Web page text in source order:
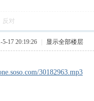
反对
17 20:19:26 显示全部楼层
30182963.mp3